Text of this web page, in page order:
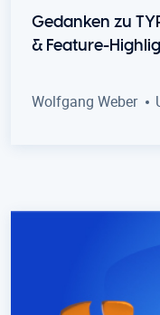
Gedanken zu
& Feature-
Wolfgang Weber